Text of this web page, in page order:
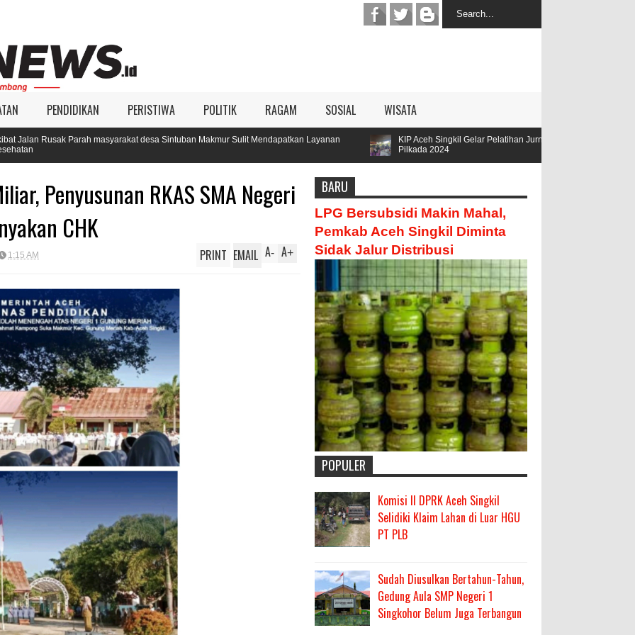
PENDIDIKAN PERISTIWA POLITIK RAGAM SOSIAL WISATA
masyarakat desa Sintuban Makmur Sulit Mendapatkan Layanan
KIP Aceh Singkil Gelar Pelatihan Jurnalis
Pilkada 2024
Penyusunan RKAS SMA Negeri
CHK
1:15 AM A+
A-
PRINT EMAIL
BARU
LPG Bersubsidi Makin Mahal,
Pemkab Aceh Singkil Diminta
Sidak Jalur Distribusi
POPULER
Komisi II DPRK Aceh Singkil
Selidiki Klaim Lahan di Luar HGU
PT PLB
Sudah Diusulkan Bertahun-Tahun,
Gedung Aula SMP Negeri 1
Singkohor Belum Juga Terbangun